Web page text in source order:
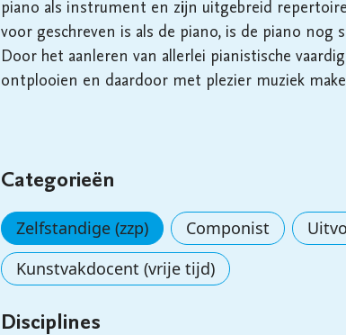
piano als instrument en zijn uitgebreid
voor geschreven is als de piano, is de piano
Door het aanleren van allerlei pianistische
ontplooien en daardoor met plezier muziek
Categorieën
Zelfstandige (zzp) Componist
Kunstvakdocent (vrije tijd)
Disciplines